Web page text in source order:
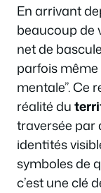
En arrivant
beaucoup de
net de
parfois
mentale”. Ce
réalité du
traversée par
identités
symboles de
c’est une clé